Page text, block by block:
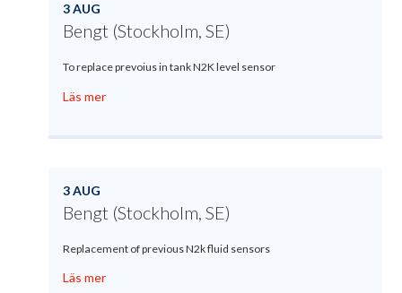
3 AUG
Bengt (Stockholm, SE)
To replace prevoius in tank N2K level sensor
Läs mer
3 AUG
Bengt (Stockholm, SE)
Replacement of previous N2k fluid sensors
Läs mer